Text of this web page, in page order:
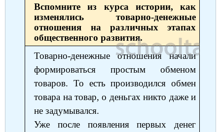
Вспомните из курса истории, как
изменялись товарно-денежные
отношения на различных этапах
общественного развития.
Товарно-денежные отношения начали
формироваться простым обменом
товаров. То есть производился обмен
товара на товар, о деньгах никто даже и
не задумывался.
Уже после появления первых денег